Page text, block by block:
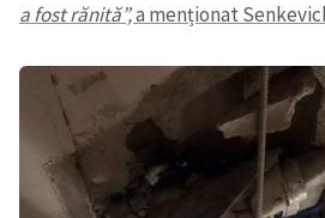
a fost rănită”,a menționat